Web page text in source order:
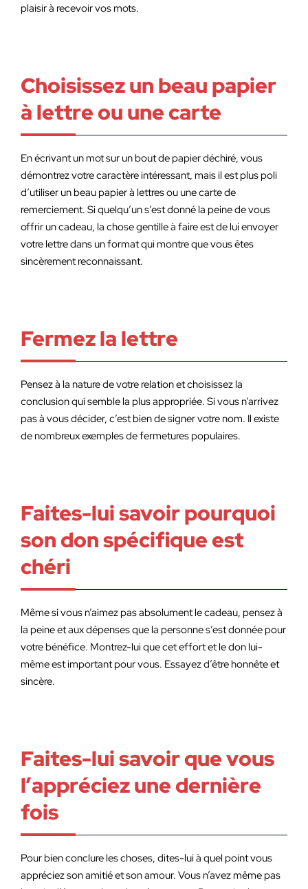
plaisir à recevoir vos mots.
Choisissez un beau papier
à lettre ou une carte
En écrivant un mot sur un bout de papier déchiré, vous
démontrez votre caractère intéressant, mais il est plus poli
d’utiliser un beau papier à lettres ou une carte de
remerciement. Si quelqu’un s’est donné la peine de vous
offrir un cadeau, la chose gentille à faire est de lui envoyer
votre lettre dans un format qui montre que vous êtes
sincèrement reconnaissant.
Fermez la lettre
Pensez à la nature de votre relation et choisissez la
conclusion qui semble la plus appropriée. Si vous n’arrivez
pas à vous décider, c’est bien de signer votre nom. Il existe
de nombreux exemples de fermetures populaires.
Faites-lui savoir pourquoi
son don spécifique est
chéri
Même si vous n’aimez pas absolument le cadeau, pensez à
la peine et aux dépenses que la personne s’est donnée pour
votre bénéfice. Montrez-lui que cet effort et le don lui-
même est important pour vous. Essayez d’être honnête et
sincère.
Faites-lui savoir que vous
l’appréciez une dernière
fois
Pour bien conclure les choses, dites-lui à quel point vous
appréciez son amitié et son amour. Vous n’avez même pas